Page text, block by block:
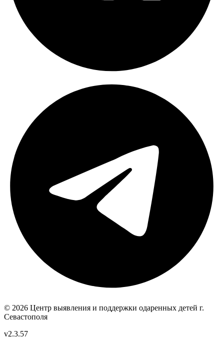
© 2026 Центр выявления и поддержки одаренных детей г.
Севастополя
v2.3.57